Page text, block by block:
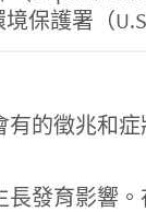
保護署（
的徵兆和
發育影響